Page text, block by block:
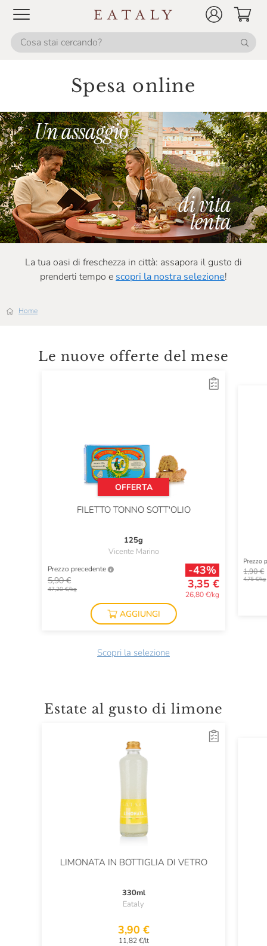
Spesa online
La tua oasi di freschezza in città: assapora il gusto di
prenderti tempo e scopri la nostra selezione!
Home
Le nuove offerte del mese
OFFERTA
FILETTO TONNO SOTT'OLIO
125g
Vicente Marino
Prezzo precedente
5,90 €
47,20 €/kg
-43%
3,35 €
26,80 €/kg
AGGIUNGI
Prezzo
1,90 €
4,75 €/kg
Scopri la selezione
Estate al gusto di limone
LIMONATA IN BOTTIGLIA DI VETRO
330ml
Eataly
3,90 €
11,82 €/lt